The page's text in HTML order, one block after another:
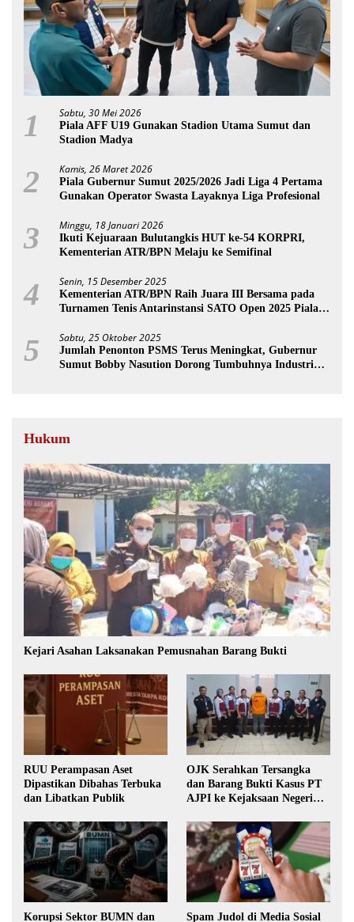
1 Sabtu, 30 Mei 2026
Piala AFF U19 Gunakan Stadion Utama Sumut dan
Stadion Madya
2 Kamis, 26 Maret 2026
Piala Gubernur Sumut 2025/2026 Jadi Liga 4 Pertama
Gunakan Operator Swasta Layaknya Liga Profesional
3 Minggu, 18 Januari 2026
Ikuti Kejuaraan Bulutangkis HUT ke-54 KORPRI,
Kementerian ATR/BPN Melaju ke Semifinal
4 Senin, 15 Desember 2025
Kementerian ATR/BPN Raih Juara III Bersama pada
Turnamen Tenis Antarinstansi SATO Open 2025 Piala
5 Sabtu, 25 Oktober 2025
Jumlah Penonton PSMS Terus Meningkat, Gubernur
Sumut Bobby Nasution Dorong Tumbuhnya Industri
Hukum
Kejari Asahan Laksanakan Pemusnahan Barang Bukti
RUU Perampasan Aset
Dipastikan Dibahas Terbuka
dan Libatkan Publik
OJK Serahkan Tersangka
dan Barang Bukti Kasus PT
AJPI ke Kejaksaan Negeri
Korupsi Sektor BUMN dan
Spam Judol di Media Sosial